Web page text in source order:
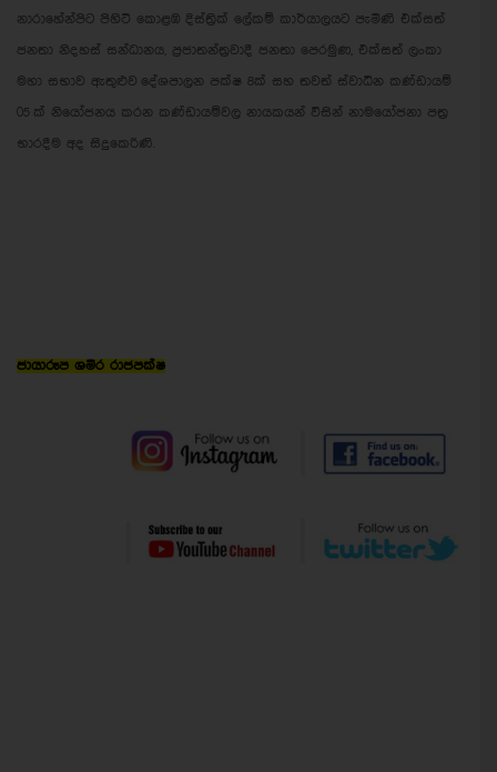
නාරාහේන්පිට පිහිටි කොළඹ දිස්ත්‍රික් ලේකම් කාර්යාලයට පැමිණි එක්සත්
ජනතා නිදහස් සන්ධානය, ප්‍රජාතන්ත්‍රවාදී ජනතා පෙරමුණ, එක්සත් ලංකා
මහා සභාව ඇතුළුව දේශපාලන පක්ෂ 8ක් සහ තවත් ස්වාධීන කණ්ඩායම්
05 ක් නියෝජනය කරන කණ්ඩායම්වල නායක‍යන් විසින් නාමයෝජනා පත්‍ර
භාරදීම අද සිදුකෙරිණි.
ජායාරූප ශමීර රාජපක්ෂ